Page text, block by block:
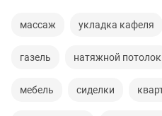
массаж укладка кафеля
газель натяжной потолок
мебель сиделки